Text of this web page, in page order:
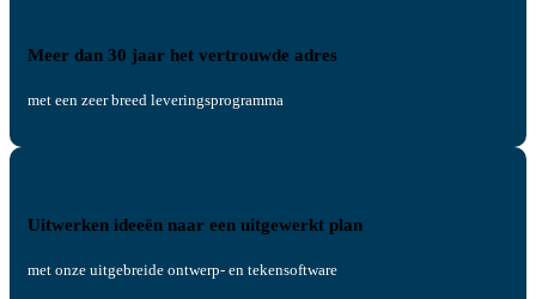
Meer dan 30 jaar het vertrouwde adres
met een zeer breed leveringsprogramma
Uitwerken ideeën naar een uitgewerkt plan
met onze uitgebreide ontwerp- en tekensoftware